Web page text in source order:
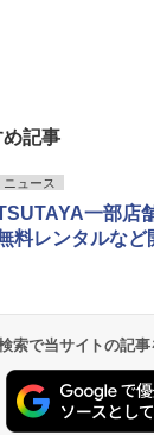
記事
ニュース
一部店
料レンタルなど
索で当サイトの記